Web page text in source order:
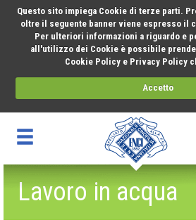
Questo sito impiega Cookie di terze parti.
oltre il seguente banner viene espresso il
Per ulteriori informazioni a riguardo e
all'utilizzo dei Cookie è possibile
Cookie Policy e Privacy Policy
Accetto
Lavoro in acqua